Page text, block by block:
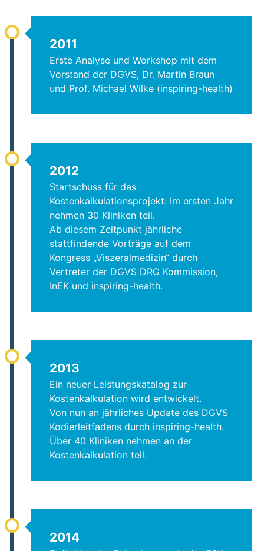
2011
Erste Analyse und Workshop mit dem
Vorstand der DGVS, Dr. Martin Braun
und Prof. Michael Wilke (inspiring-health)
2012
Startschuss für das
Kostenkalkulationsprojekt: Im ersten Jahr
nehmen 30 Kliniken teil.
Ab diesem Zeitpunkt jährliche
stattfindende Vorträge auf dem
Kongress „Viszeralmedizin“ durch
Vertreter der DGVS DRG Kommission,
InEK und inspiring-health.
2013
Ein neuer Leistungskatalog zur
Kostenkalkulation wird entwickelt.
Von nun an jährliches Update des DGVS
Kodierleitfadens durch inspiring-health.
Über 40 Kliniken nehmen an der
Kostenkalkulation teil.
2014